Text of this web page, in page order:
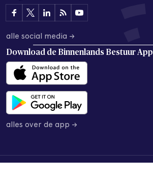
alle social media →
Download de Binnenlands Bestuur App
alles over de app →